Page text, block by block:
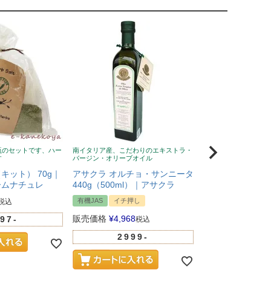
セットです、ハー
ット） 70g｜
ナチュレ
込
南イタリア産、こだわりのエキストラ・
バージン・オリーブオイル
アサクラ オルチョ・サンニータ
440g（500ml）｜アサクラ
有機JAS イチ押し
販売価格 ¥4,968税込
2999-
風邪予防に！ニュー
蜂蜜、無添加、クセ